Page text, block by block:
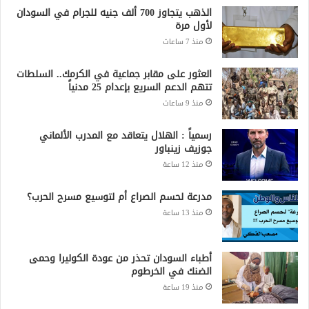
الضنك في الخرطوم
منذ 19 ساعة
جميع الحقوق محفوظة لشبكة صقر الجديان الإخبارية 2021